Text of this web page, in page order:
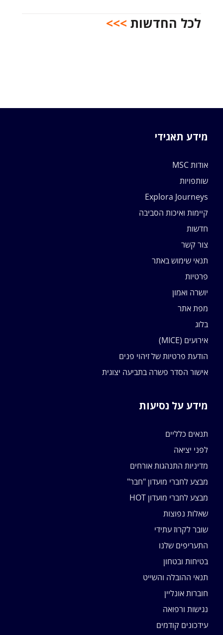
לכל החדשות >>>
מידע תאגידי
אודות MSC
שותפויות
Explora Journeys
קיימות ואיכות הסביבה
חדשות
צור קשר
תנאי שימוש באתר
פרטיות
יושרה ואמון
מפת אתר
בלוג
אירועים (MICE)
הודעת פרטיות של זיהוי פנים
אישור הסדר פשרה בתביעה יצוגית
מידע על נסיעות
תנאים כלליים
לפני יציאה
מדיניות התנהגות אורחים
מבצע לחברי מועדון "חבר"
מבצע לחברי מועדון HOT
שאלות נפוצות
שובר לקרוז עתידי
התעריפים שלנו
בטיחות ובטחון
תנאי ההובלה והשייט
חוברות אונליין
נגישות ורפואה
עידכונים קודמים